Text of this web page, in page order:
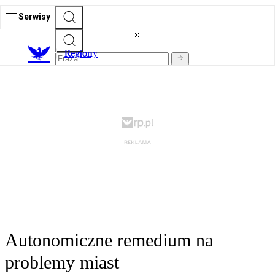
Serwisy
Regiony
Autonomiczne remedium na
problemy miast